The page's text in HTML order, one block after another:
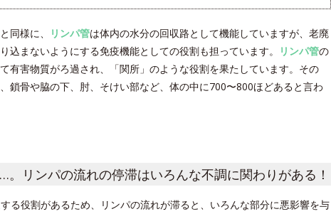
同様に、 リンパ管は体内の水分の回収路として機能していますが、老廃
込まないようにする免疫機能としての役割も担っています。
リンパ管の
有害物質がろ過され、「関所」のような役割を果たしています。その
鎖骨や脇の下、肘、そけい部など、体の中に700〜800ほどあると言わ
リンパの流れの停滞はいろんな不調に関わりがある！
る役割があるため、リンパの流れが滞ると、いろんな部分に悪影響を与